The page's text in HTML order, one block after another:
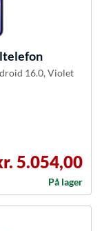
16.0, Violet
5.054,00
På lager